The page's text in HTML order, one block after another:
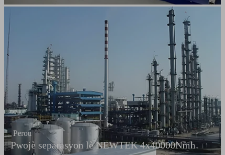
Perou
Pwojè separasyon lè NEWTEK 4x40000Nmh